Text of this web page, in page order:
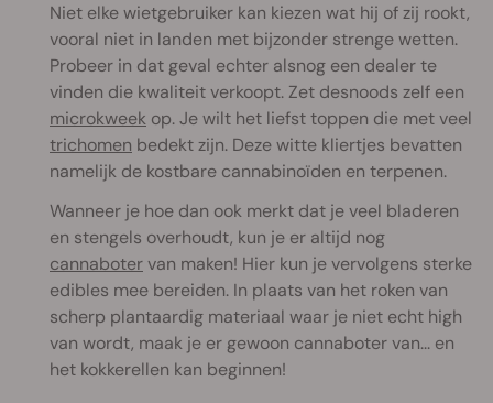
Niet elke wietgebruiker kan kiezen wat hij of zij rookt,
vooral niet in landen met bijzonder strenge wetten.
Probeer in dat geval echter alsnog een dealer te
vinden die kwaliteit verkoopt. Zet desnoods zelf een
microkweek op. Je wilt het liefst toppen die met veel
trichomen bedekt zijn. Deze witte kliertjes bevatten
namelijk de kostbare cannabinoïden en terpenen.
Wanneer je hoe dan ook merkt dat je veel bladeren
en stengels overhoudt, kun je er altijd nog
cannabotervan maken! Hier kun je vervolgens sterke
edibles mee bereiden. In plaats van het roken van
scherp plantaardig materiaal waar je niet echt high
van wordt, maak je er gewoon cannaboter van... en
het kokkerellen kan beginnen!